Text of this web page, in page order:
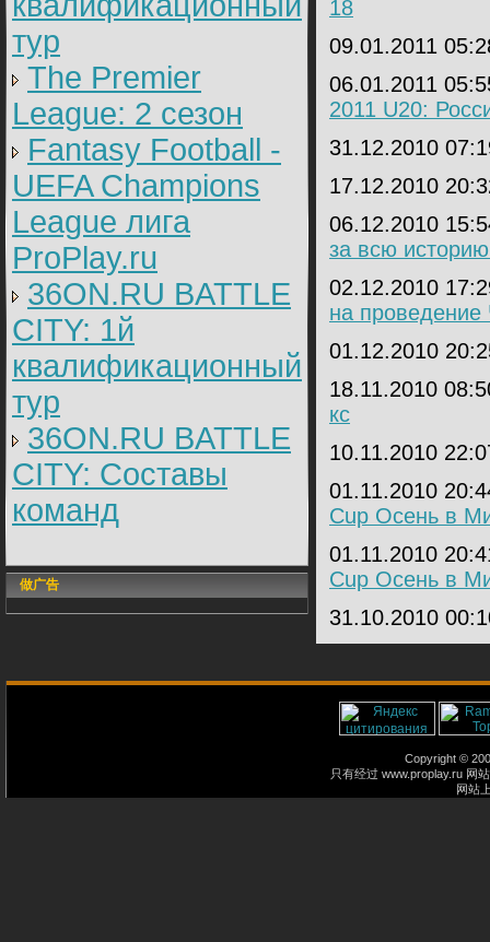
тур
The Premier
League: 2 cезон
Fantasy Football -
UEFA Champions
League лига
ProPlay.ru
36ON.RU BATTLE
CITY: 1й
квалификационный
тур
36ON.RU BATTLE
CITY: Составы
команд
做广告
18
09.01.2011
06.01.2011
2011 U20:
31.12.2010
17.12.2010
06.12.2010
за всю
02.12.2010
на
01.12.2010
18.11.2010
кс
10.11.2010
01.11.2010
Сup Осень в
01.11.2010
Сup Осень в
31.10.2010
Copyright ©
只有经过 www.proplay.ru 网
网站